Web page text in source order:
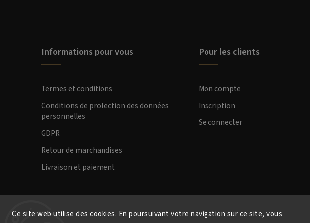
Ce site web utilise des cookies. En poursuivant votre navigation sur ce site, vous
Informations pour vous
Termes et conditions
Conditions de protection des données
personnelles
GDPR
Retour de marchandises
Livraison et paiement
Pour les clients
Mon compte
Inscription
Se connecter